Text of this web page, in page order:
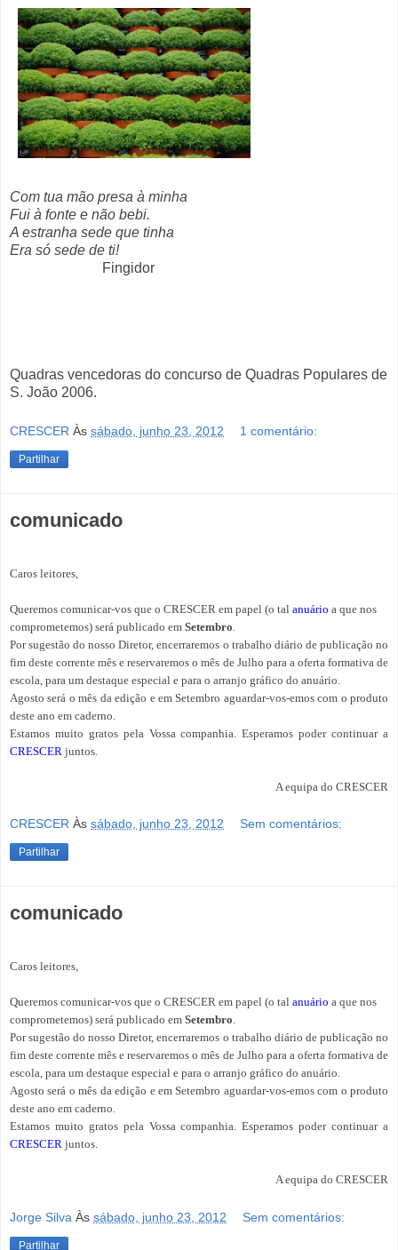
Com tua mão presa à minha
Fui à fonte e não bebi.
A estranha sede que tinha
Era só sede de ti!
Fingidor
Quadras vencedoras do concurso de Quadras Populares de
S. João 2006.
CRESCER Às sábado, junho 23, 2012 1 comentário:
Partilhar
comunicado
Caros leitores,
Queremos comunicar-vos que o CRESCER em papel (o tal anuário a que nos
comprometemos) será publicado em Setembro
Por sugestão do nosso Diretor, encerraremos o trabalho diário de publicação no
fim deste corrente mês e reservaremos o mês de Julho para a oferta formativa de
escola, para um destaque especial e para o arranjo gráfico do anuário.
Agosto será o mês da edição e em Setembro aguardar-vos-emos com o produto
deste ano em caderno.
Estamos muito gratos pela Vossa companhia. Esperamos poder continuar a
CRESCER juntos.
A equipa do CRESCER
CRESCER Às sábado, junho 23, 2012 Sem comentários:
Partilhar
comunicado
Caros leitores,
Queremos comunicar-vos que o CRESCER em papel (o tal anuário a que nos
comprometemos) será publicado em Setembro.
Por sugestão do nosso Diretor, encerraremos o trabalho diário de publicação no
fim deste corrente mês e reservaremos o mês de Julho para a oferta formativa de
escola, para um destaque especial e para o arranjo gráfico do anuário.
Agosto será o mês da edição e em Setembro aguardar-vos-emos com o produto
deste ano em caderno.
Estamos muito gratos pela Vossa companhia. Esperamos poder continuar a
CRESCER juntos.
A equipa do CRESCER
Jorge Silva Às sábado, junho 23, 2012 Sem comentários:
Partilhar